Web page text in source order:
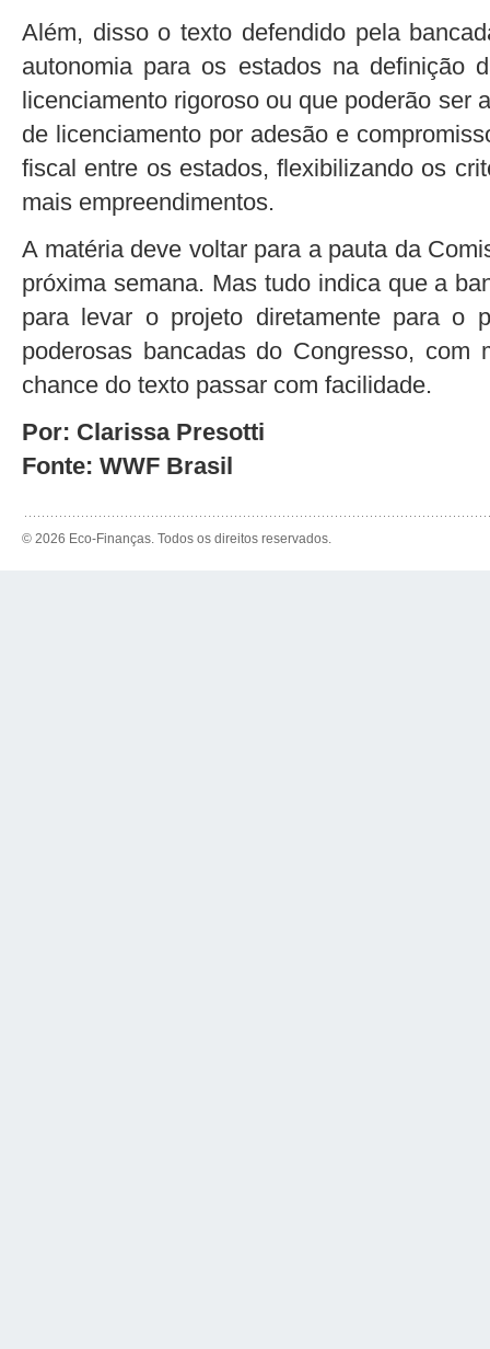
Além, disso o texto defendido pela
autonomia para os estados na definição
licenciamento rigoroso ou que poderão ser
de licenciamento por adesão e
fiscal entre os estados, flexibilizando os
mais empreendimentos.
A matéria deve voltar para a pauta da
próxima semana. Mas tudo indica que a
para levar o projeto diretamente para o
poderosas bancadas do Congresso,
chance do texto passar com facilidade.
Por: Clarissa Presotti
Fonte: WWF Brasil
© 2026 Eco-Finanças. Todos os direitos reservados.